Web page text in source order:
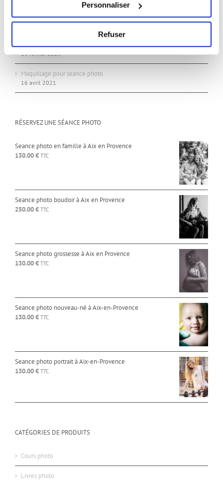
Personnaliser
Refuser
Comment devenir mannequin
25 février 2025
Comment créer une vidéo marketing snackable qui convertit ?
13 février 2025
Maquillage pour seance photo
16 avril 2021
RÉSERVEZ UNE SÉANCE PHOTO
Seance photo en famille à Aix en Provence
130.00€ TTC
Seance photo boudoir à Aix en Provence
250.00€ TTC
Seance photo grossesse à Aix en Provence
130.00€ TTC
Seance photo nouveau-né à Aix-en-Provence
130.00€ TTC
Seance photo portrait à Aix-en-Provence
130.00€ TTC
CATÉGORIES DE PRODUITS
Cours photo
Livres photo